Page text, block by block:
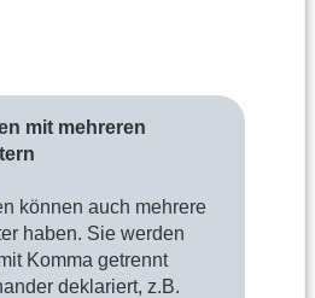
mit mehreren
können auch mehrere
haben. Sie werden
Komma getrennt
deklariert, z.B.